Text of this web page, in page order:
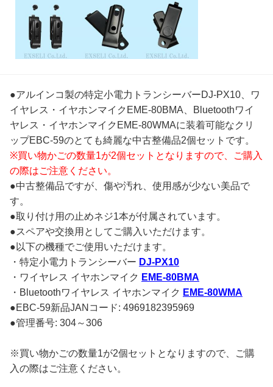
●アルインコ製の特定小電力トランシーバーDJ-PX10、ワ
イヤレス・イヤホンマイクEME-80BMA、Bluetoothワイ
ヤレス・イヤホンマイクEME-80WMAに装着可能なクリ
ップEBC-59のとても綺麗な中古整備品2個セットです。
※買い物かごの数量1が2個セットとなりますので、ご購入
の際はご注意ください。
●中古整備品ですが、傷や汚れ、使用感が少ない美品で
す。
●取り付け用の止めネジ1本が付属されています。
●スペアや交換用としてご購入いただけます。
●以下の機種でご使用いただけます。
・特定小電力トランシーバー DJ-PX10
・ワイヤレス イヤホンマイク EME-80BMA
・Bluetoothワイヤレス イヤホンマイク EME-80WMA
●EBC-59新品JANコード: 4969182395969
●管理番号: 304～306
※買い物かごの数量1が2個セットとなりますので、ご購
入の際はご注意ください。